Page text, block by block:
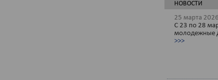
НОВОСТИ
25 марта
С 23 по 28
молодежные
>>>